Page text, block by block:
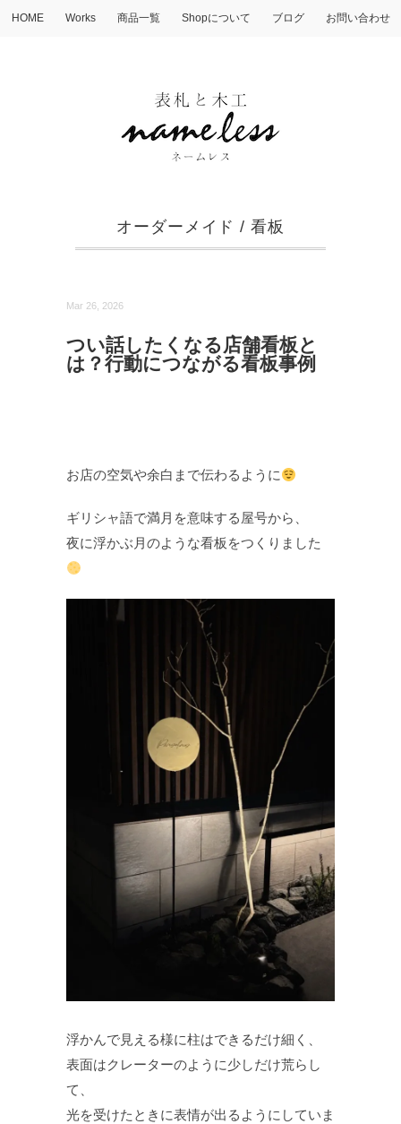
HOME Works 商品一覧 Shopについて ブログ お問い合わせ
オーダーメイド /看板
Mar 26, 2026
つい話したくなる店舗看板と
は？行動につながる看板事例
お店の空気や余白まで伝わるように
ギリシャ語で満月を意味する屋号から、
夜に浮かぶ月のような看板をつくりました
浮かんで見える様に柱はできるだけ細く、
表面はクレーターのように少しだけ荒らし
て、
光を受けたときに表情が出るようにしていま